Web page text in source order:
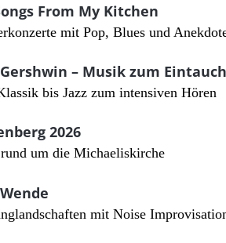
From My Kitchen
mit Pop, Blues und
– Musik zum
bis Jazz zum intensiven Hören
2026
um die Michaeliskirche
mit Noise